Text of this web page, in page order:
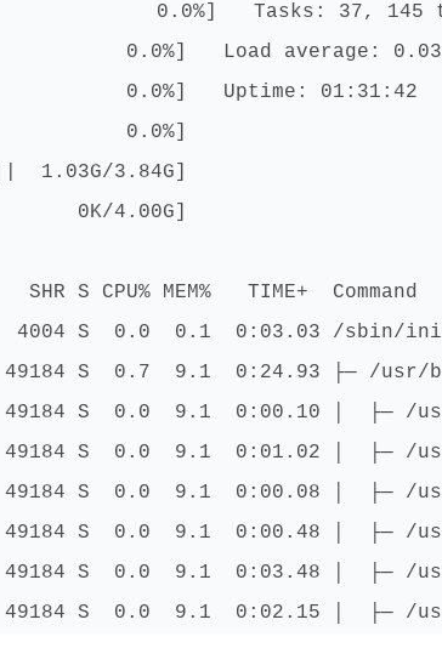
0.0%]   Tasks: 37, 145
Load average: 0.03
0.0%]   Uptime: 01:31:42
0.0%]
3.84G]
0K/4.00G]
SHR S CPU% MEM%   TIME+  Command
S  0.0  0.1  0:03.03 /sbin/
49184 S  0.7  9.1  0:24.93 ├─ /
49184 S  0.0  9.1  0:00.10 │  ├─ /
49184 S  0.0  9.1  0:01.02 │  ├─ /
49184 S  0.0  9.1  0:00.08 │  ├─ /
49184 S  0.0  9.1  0:00.48 │  ├─ /
49184 S  0.0  9.1  0:03.48 │  ├─ /
49184 S  0.0  9.1  0:02.15 │  ├─ /